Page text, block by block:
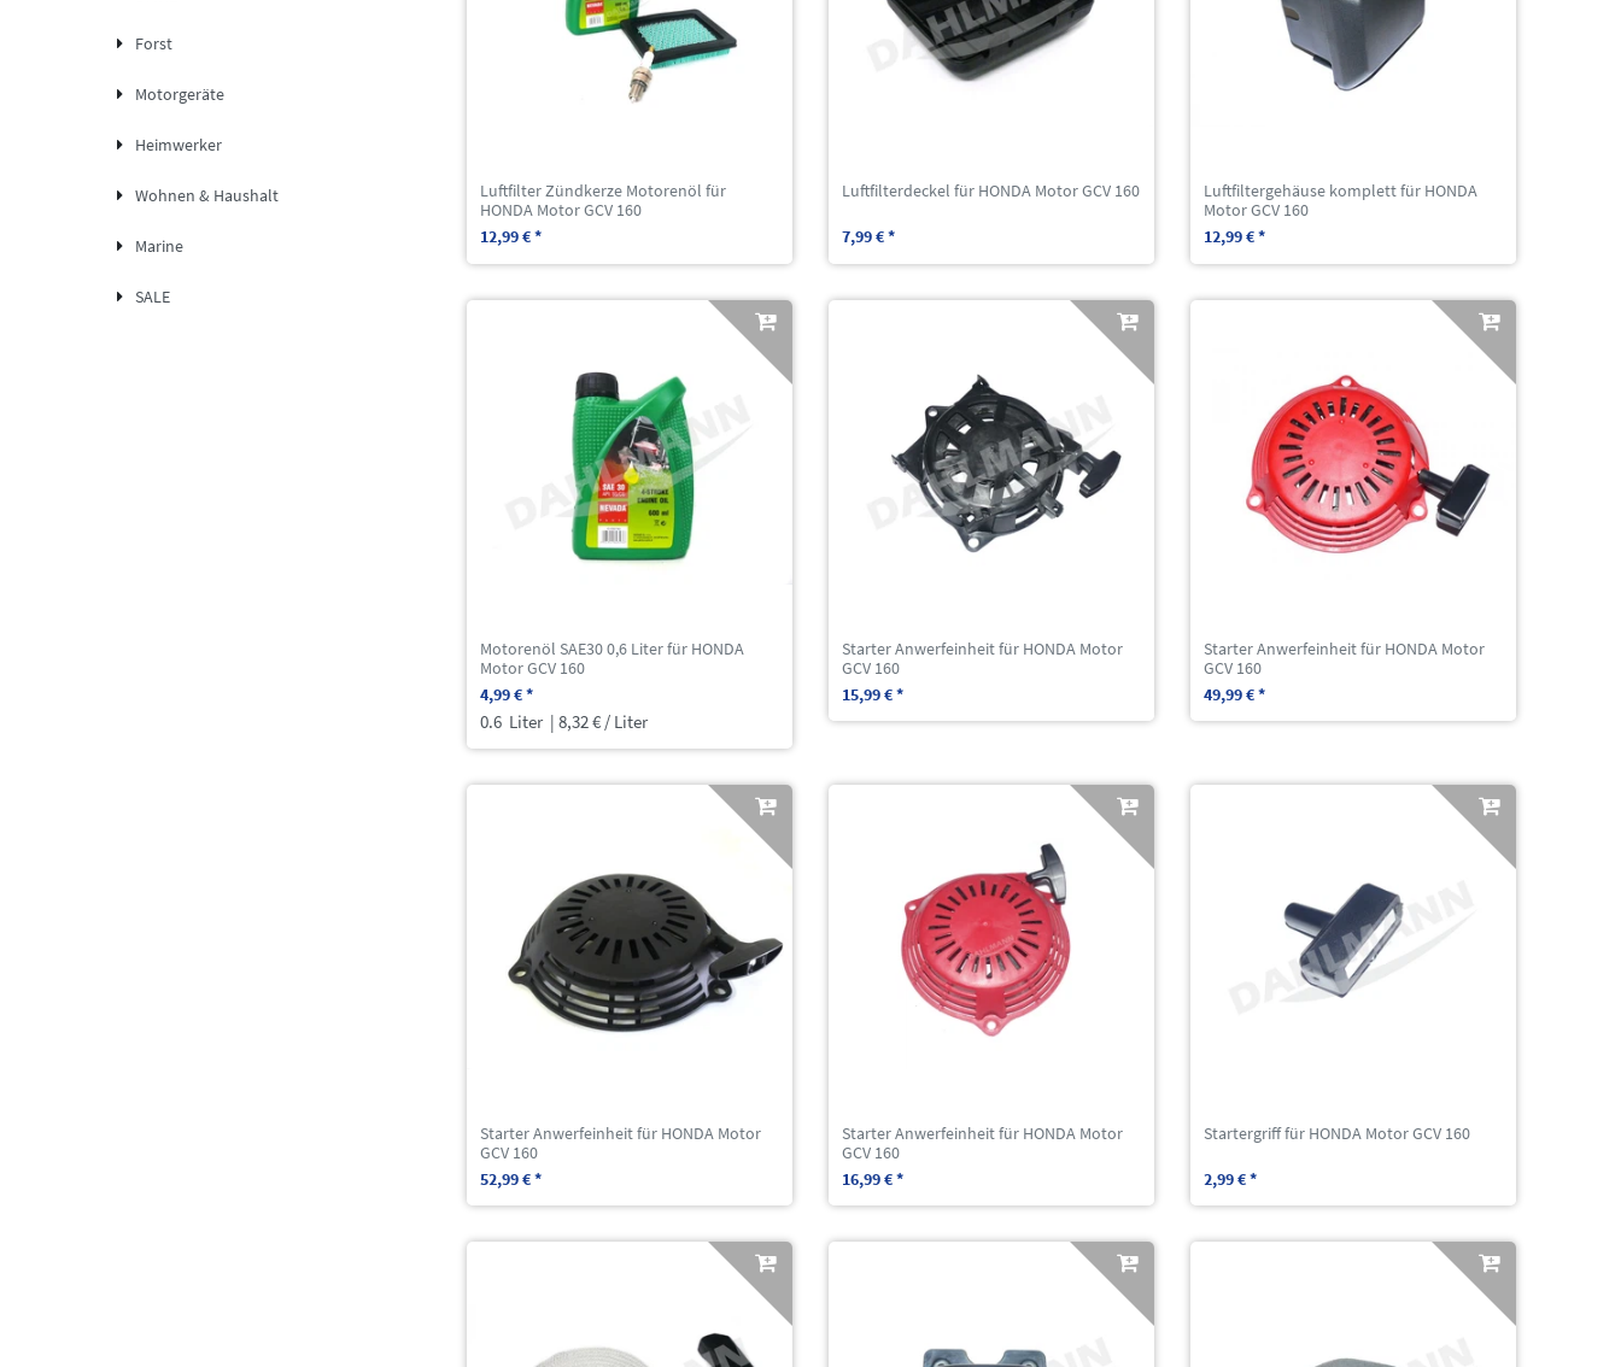
Forst
Motorgeräte
Heimwerker
Wohnen & Haushalt
Marine
SALE
Luftfilter Zündkerze Motorenöl für
HONDA Motor GCV 160
12,99 € *
Luftfilterdeckel für HONDA Motor GCV 160
7,99 € *
Luftfiltergehäuse komplett für HONDA
Motor GCV 160
12,99 € *
Motorenöl SAE30 0,6 Liter für HONDA
Motor GCV 160
4,99 € *
0.6 Liter | 8,32 € / Liter
Starter Anwerfeinheit für HONDA Motor
GCV 160
15,99 € *
Starter Anwerfeinheit für HONDA Motor
GCV 160
49,99 € *
Starter Anwerfeinheit für HONDA Motor
GCV 160
52,99 € *
Starter Anwerfeinheit für HONDA Motor
GCV 160
16,99 € *
Startergriff für HONDA Motor GCV 160
2,99 € *